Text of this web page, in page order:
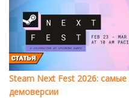
Steam Next Fest 2026:
демоверсии